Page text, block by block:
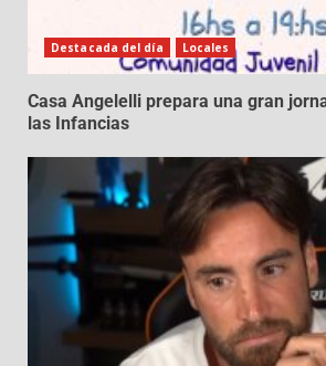
Destacada del día Locales
Casa Angelelli prepara una gran
las Infancias